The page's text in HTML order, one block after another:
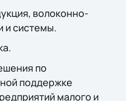
волоконно-
и системы.
по
поддержке
малого и